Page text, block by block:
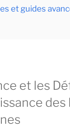
et guides
et les
des